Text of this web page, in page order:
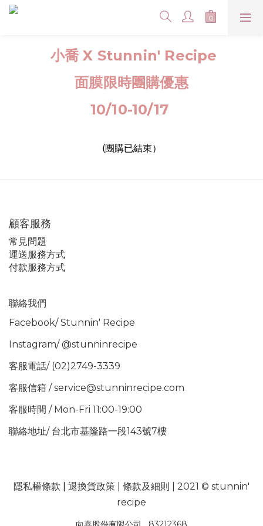
小喬 X Stunnin' Recipe
面膜限時團購優惠
10/10-10/17
(團購已結束）
顧客服務
常見問題
運送服務方式
付款服務方式
聯絡我們
Facebook/ Stunnin' Recipe
Instagram/ @stunninrecipe
客服電話/ (02)2749-3339
客服信箱 / service@stunninrecipe.com
客服時間 / Mon-Fri 11:00-19:00
聯絡地址/ 台北市基隆路一段143號7樓
隱私權條款 退換貨政策 條款及細則
| 2021 © stunnin'
recipe